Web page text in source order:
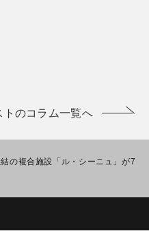
トのコラム一覧へ
の複合施設「ル・シーニュ」が7